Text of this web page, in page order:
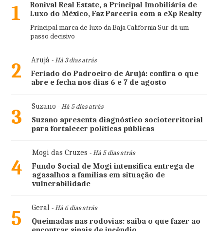
1
Ronival Real Estate, a Principal Imobiliária de
Luxo do México, Faz Parceria com a eXp Realty
Principal marca de luxo da Baja California Sur dá um
passo decisivo
2 Arujá- Há 3 dias atrás
Feriado do Padroeiro de Arujá: confira o que
abre e fecha nos dias 6 e 7 de agosto
3 Suzano - Há 5 dias atrás
Suzano apresenta diagnóstico socioterritorial
para fortalecer políticas públicas
4
Mogi das Cruzes - Há 5 dias atrás
Fundo Social de Mogi intensifica entrega de
agasalhos a famílias em situação de
vulnerabilidade
5 Geral- Há 6 dias atrás
Queimadas nas rodovias: saiba o que fazer ao